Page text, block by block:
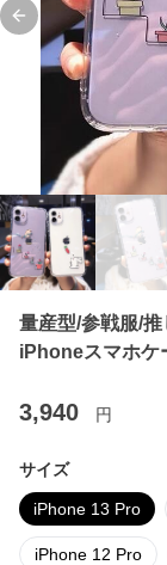
Previous slide
量産型/参戦服/
iPhoneスマホケ
3,940 円
サイズ
iPhone 13 Pro
iPhone 12 Pro